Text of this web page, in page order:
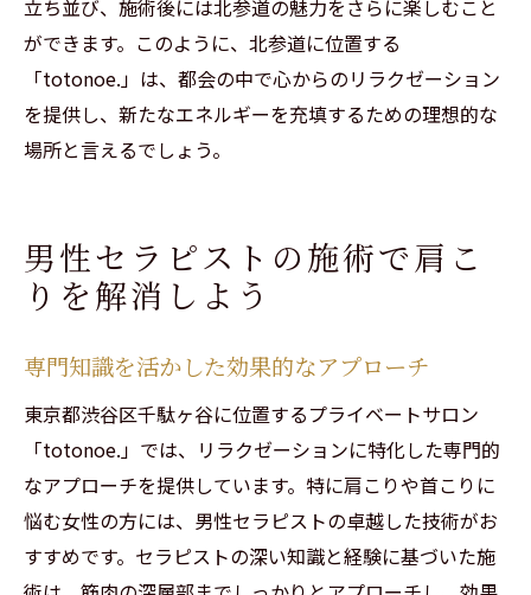
立ち並び、施術後には北参道の魅力をさらに楽しむこと
ができます。このように、北参道に位置する
「totonoe.」は、都会の中で心からのリラクゼーション
を提供し、新たなエネルギーを充填するための理想的な
場所と言えるでしょう。
男性セラピストの施術で肩こ
りを解消しよう
専門知識を活かした効果的なアプローチ
東京都渋谷区千駄ヶ谷に位置するプライベートサロン
「totonoe.」では、リラクゼーションに特化した専門的
なアプローチを提供しています。特に肩こりや首こりに
悩む女性の方には、男性セラピストの卓越した技術がお
すすめです。セラピストの深い知識と経験に基づいた施